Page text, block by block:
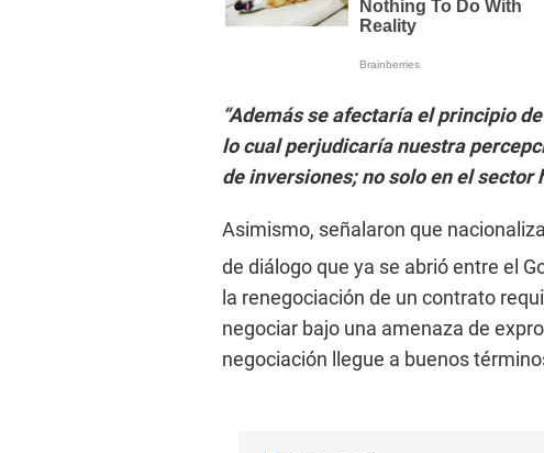
“Además se afectaría el principio
lo cual perjudicaría nuestra
de inversiones; no solo en el sector
Asimismo, señalaron que
de diálogo que ya se abrió entre el
la renegociación de un contrato
negociar bajo una amenaza de
negociación llegue a buenos